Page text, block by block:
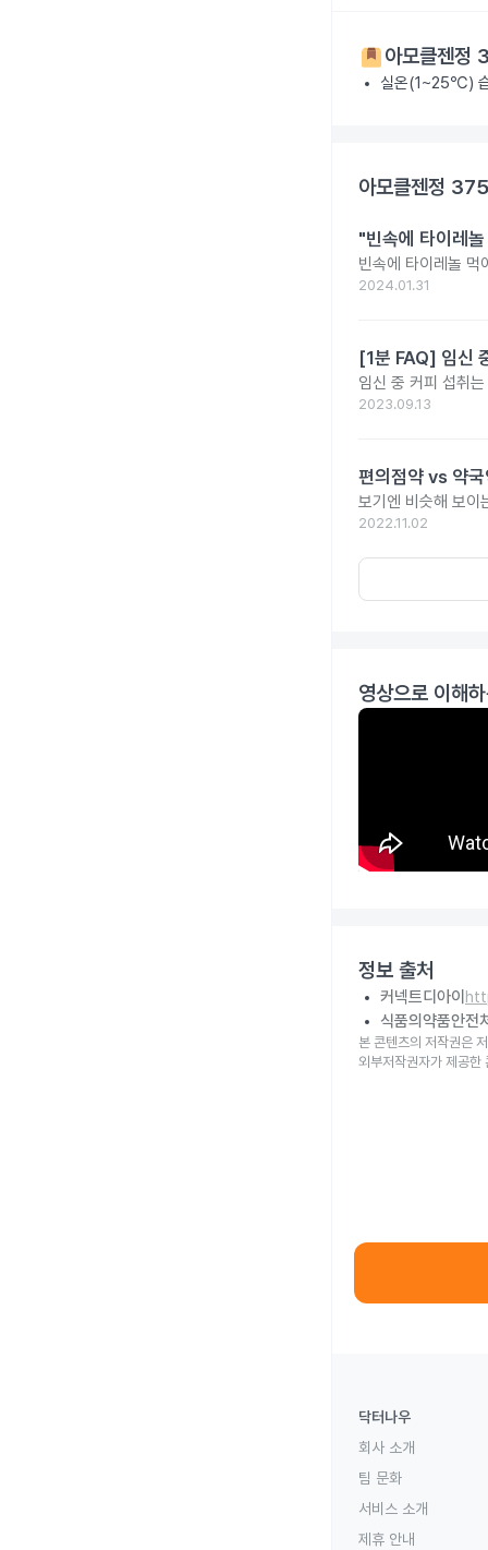
아모클젠정
실온(1~25℃)
아모클젠정
"빈속에 타이레
빈속에 타이레놀 먹
2024.01.31
[1분 FAQ] 임신
임신 중 커피 섭취
2023.09.13
편의점약 vs 약
보기엔 비슷해 보이
2022.11.02
영상으로 이해
정보 출처
커넥트디아이
식품의약품안전
본 콘텐츠의 저작권은
외부저작권자가 제공한
닥터나우
회사 소개
팀 문화
서비스 소개
제휴 안내